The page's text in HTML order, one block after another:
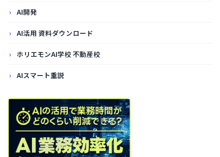
AI開発
AI活用 資料ダウンロード
ホリエモンAI学校 不動産校
AIスマート重説